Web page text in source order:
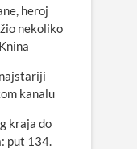
heroj
nekoliko
kanalu
kraja do
put 134.